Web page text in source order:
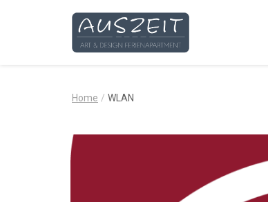
AUSZEIT
Art
Design
Ferienapartment
Home / WLAN